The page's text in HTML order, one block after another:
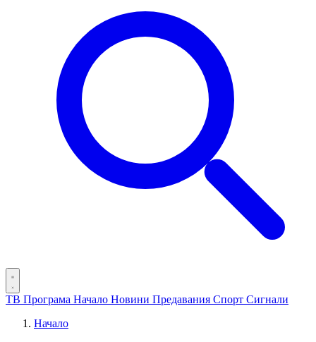
ТВ Програма Начало Новини Предавания Спорт Сигнали
Начало